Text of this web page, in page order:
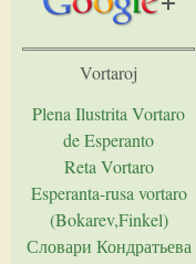
Vortaroj
Plena Ilustrita Vortaro
de Esperanto
Reta Vortaro
Esperanta-rusa vortaro
(Bokarev,Finkel)
Словари Кондратьева